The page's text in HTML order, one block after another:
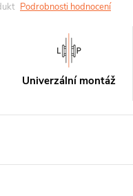
Podrobnosti hodnocení
Univerzální montáž